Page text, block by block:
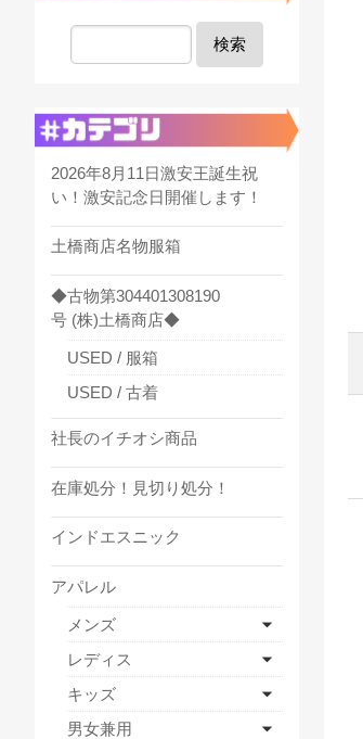
検索
2026年8月11日激安王誕生祝
い！激安記念日開催します！
土橋商店名物服箱
◆古物第304401308190
号 (株)土橋商店◆
USED / 服箱
USED / 古着
社長のイチオシ商品
在庫処分！見切り処分！
インドエスニック
アパレル
メンズ
レディス
キッズ
男女兼用